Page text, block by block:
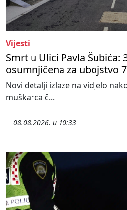
Vijesti
Smrt u Ulici Pavla Šubića:
osumnjičena za ubojstvo
Novi detalji izlaze na vidjelo
muškarca č...
08.08.2026. u 10:33